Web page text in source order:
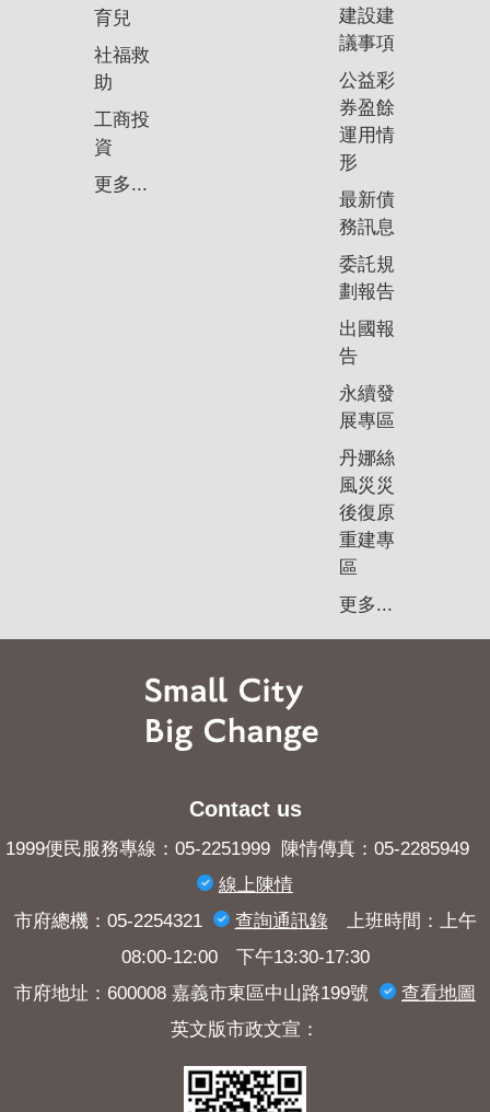
育兒
社福救
助
工商投
資
更多...
建設建
議事項
公益彩
券盈餘
運用情
形
最新債
務訊息
委託規
劃報告
出國報
告
永續發
展專區
丹娜絲
風災災
後復原
重建專
區
更多...
Contact us
1999便民服務專線：05-2251999 陳情傳真：05-2285949
線上陳情
市府總機：05-2254321
查詢​通訊錄上班時間：上午
08:00-12:00 下午13:30-17:30
市府地址：600008 嘉義市東區中山路199號
查看地圖
英文版市政文宣：